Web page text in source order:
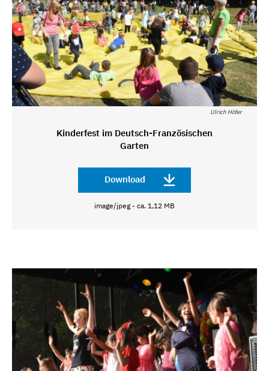
Ulrich Höfer
Kinderfest im Deutsch-Französischen
Garten
Download
image/jpeg - ca. 1,12 MB